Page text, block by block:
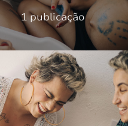
1 publicação